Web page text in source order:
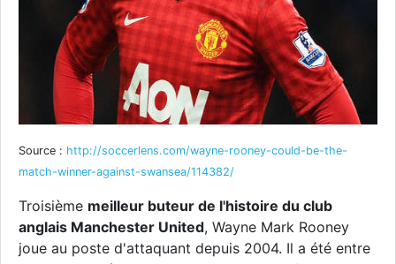
Source : http://soccerlens.com/wayne-rooney-could-be-the-
match-winner-against-swansea/114382/
Troisième meilleur buteur de l'histoire du club
anglais Manchester United, Wayne Mark Rooney
joue au poste d'attaquant depuis 2004. Il a été entre